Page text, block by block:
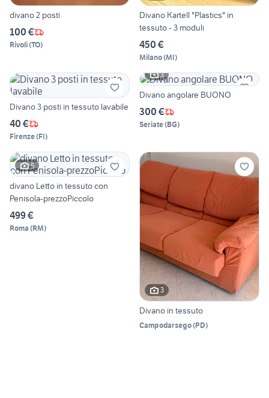
divano 2 posti
100 €
Rivoli(TO)
Divano Kartell "Plastics" in
tessuto - 3 moduli
450 €
Milano(MI)
Divano 3 posti in tessuto lavabile
40 €
Firenze(FI)
3
Divano angolare BUONO
300 €
Seriate(BG)
5
divano Letto in tessuto con
Penisola-prezzoPiccolo
499 €
Roma (RM)
3
Divano in tessuto
Campodarsego(PD)